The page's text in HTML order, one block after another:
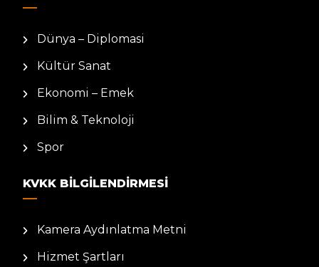
Dünya – Diplomasi
Kültür Sanat
Ekonomi – Emek
Bilim & Teknoloji
Spor
KVKK BILGILENDIRMESI
Kamera Aydınlatma Metni
Hizmet Şartları